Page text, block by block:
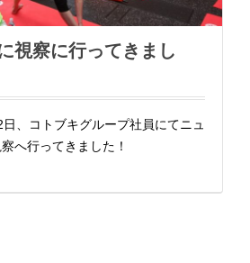
視察に行ってきまし
、コトブキグループ社員にてニュ
へ行ってきました！